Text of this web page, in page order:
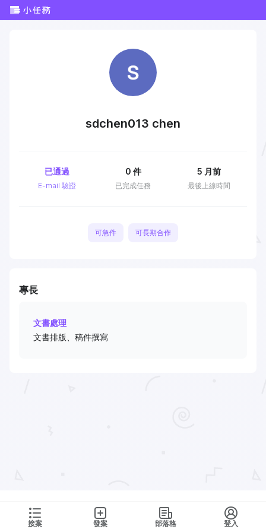
接案 發案 部落格 登入
sdchen013 chen
E-mail 驗證
已通過
已完成任務
0 件
最後上線時間
5 月前
可急件 可長期合作
專長
文書處理
文書排版、稿件撰寫